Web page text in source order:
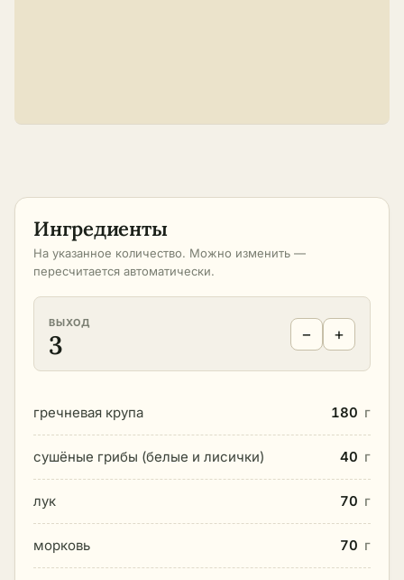
Ингредиенты
На указанное количество. Можно изменить —
пересчитается автоматически.
ВЫХОД
3 − +
гречневая крупа 180 г
сушёные грибы (белые и лисички) 40 г
лук 70 г
морковь 70 г